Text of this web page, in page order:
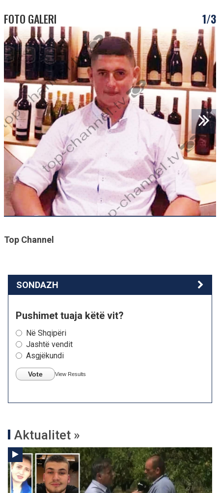
FOTO GALERI 1/3
Top Channel
SONDAZH
Pushimet tuaja këtë vit?
Në Shqipëri
Jashtë vendit
Asgjëkundi
Vote View Results
Aktualitet »